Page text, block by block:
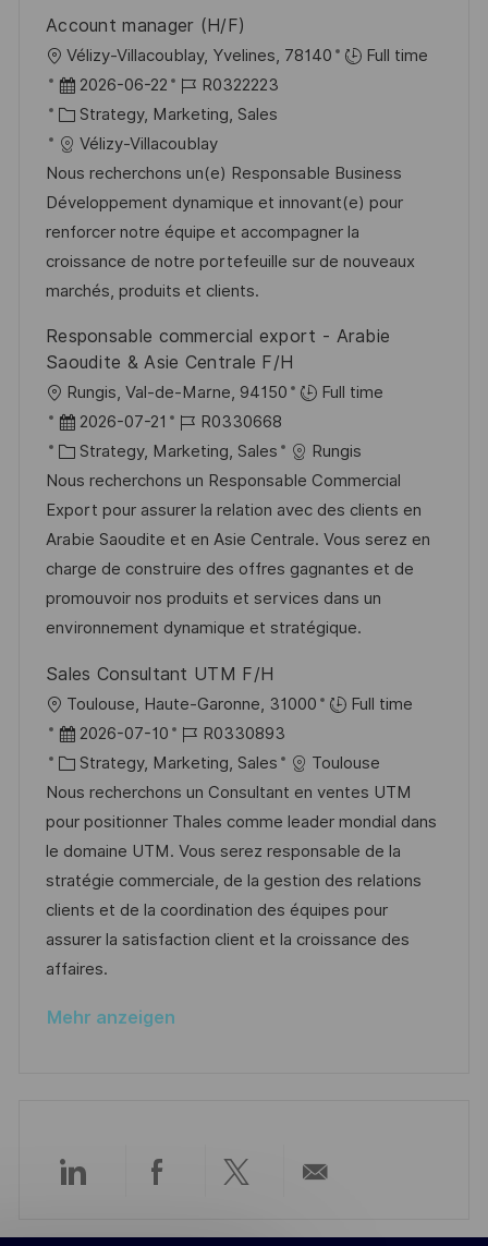
u
n
g
e
r
ö
f
f
e
n
t
l
i
c
h
u
n
e
Account manager (H/F)
O
r
t
Vélizy-Villacoublay, Yvelines, 78140
Full time
D
a
t
u
m
d
e
r
e
f
n
h
u
n
g
2026-06-22
J
o
b
-
I
D
R0322223
K
a
t
e
g
o
r
e
Strategy, Marketing, Sales
Vélizy-Villacoublay
Nous recherchons un(e) Responsable Business
Développement dynamique et innovant(e) pour
renforcer notre équipe et accompagner la
croissance de notre portefeuille sur de nouveaux
marchés, produits et clients.
Responsable commercial export - Arabie
Saoudite & Asie Centrale F/H
O
r
t
Rungis, Val-de-Marne, 94150
Full time
D
a
t
u
m
d
e
r
e
r
ö
f
f
e
n
t
l
i
c
h
2026-07-21
J
o
b
-
I
D
R0330668
K
a
t
e
g
o
r
e
Strategy, Marketing, Sales
Rungis
Nous recherchons un Responsable Commercial
Export pour assurer la relation avec des clients en
Arabie Saoudite et en Asie Centrale. Vous serez en
charge de construire des offres gagnantes et de
promouvoir nos produits et services dans un
environnement dynamique et stratégique.
Sales Consultant UTM F/H
O
r
t
Toulouse, Haute-Garonne, 31000
Full time
D
a
t
u
m
d
e
r
V
r
n
l
2026-07-10
J
o
b
-
I
D
R0330893
K
a
t
e
g
o
r
i
Strategy, Marketing, Sales
Toulouse
Nous recherchons un Consultant en ventes UTM
pour positionner Thales comme leader mondial dans
le domaine UTM. Vous serez responsable de la
stratégie commerciale, de la gestion des relations
clients et de la coordination des équipes pour
assurer la satisfaction client et la croissance des
affaires.
Mehr anzeigen
Über
Über
Über